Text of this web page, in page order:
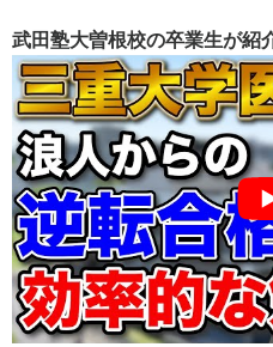
武田塾大曽根校の卒業生が紹